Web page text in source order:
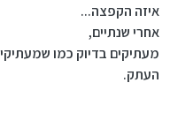
איזה הקפצה...
אחרי שנתיים,
מעתיקים בדיוק כמו
העתק.